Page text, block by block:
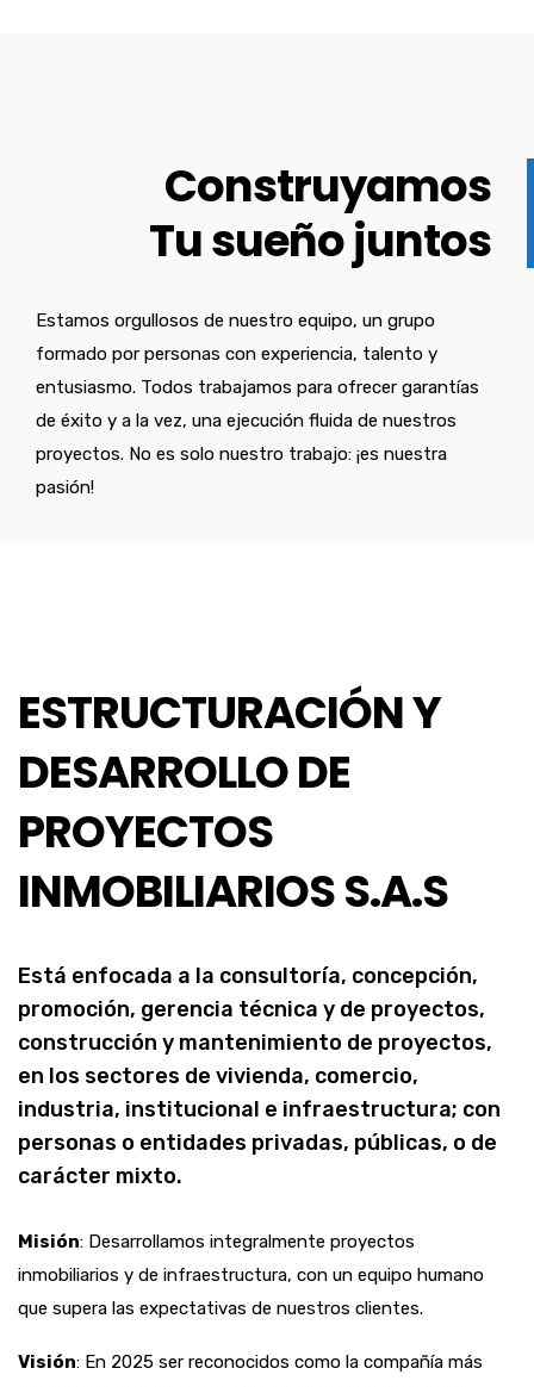
Construyamos
Tu sueño juntos
Estamos orgullosos de nuestro equipo, un grupo
formado por personas con experiencia, talento y
entusiasmo. Todos trabajamos para ofrecer garantías
de éxito y a la vez, una ejecución fluida de nuestros
proyectos. No es solo nuestro trabajo: ¡es nuestra
pasión!
ESTRUCTURACIÓN Y
DESARROLLO DE
PROYECTOS
INMOBILIARIOS S.A.S
Está enfocada a la consultoría, concepción,
promoción, gerencia técnica y de proyectos,
construcción y mantenimiento de proyectos,
en los sectores de vivienda, comercio,
industria, institucional e infraestructura; con
personas o entidades privadas, públicas, o de
carácter mixto.
Misión: Desarrollamos integralmente proyectos
inmobiliarios y de infraestructura, con un equipo humano
que supera las expectativas de nuestros clientes.
Visión: En 2025 ser reconocidos como la compañía más